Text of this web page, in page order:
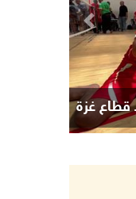
قطاع غزة
Previous